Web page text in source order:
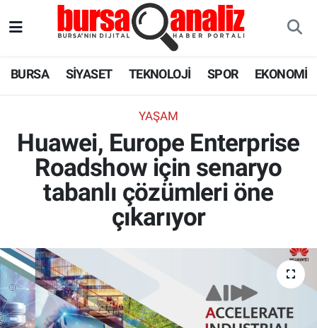
BURSA SİYASET TEKNOLOJİ SPOR EKONOMİ
YAŞAM
Huawei, Europe Enterprise
Roadshow için senaryo
tabanlı çözümleri öne
çıkarıyor
SPOR
EKONOMİ
ASTROLOJİ
BLOG
Süper Lig Puan Durumu ve Fikstür
Tüm Manşetler
Son Dakika Haberleri
Haber Arşivi